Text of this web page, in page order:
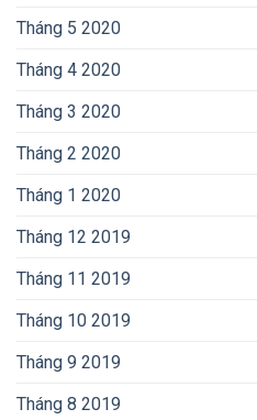
Tháng 5 2020
Tháng 4 2020
Tháng 3 2020
Tháng 2 2020
Tháng 1 2020
Tháng 12 2019
Tháng 11 2019
Tháng 10 2019
Tháng 9 2019
Tháng 8 2019